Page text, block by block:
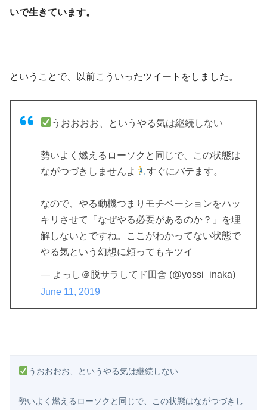
いで生きています。
ということで、以前こういったツイートをしました。
うおおおお、というやる気は継続しない
勢いよく燃えるローソクと同じで、この状態は
ながつづきしませんよ
すぐにバテます。
なので、やる動機つまりモチベーションをハッ
キリさせて「なぜやる必要があるのか？」を理
解しないとですね。ここがわかってない状態で
やる気という幻想に頼ってもキツイ
— よっし＠脱サラしてド田舎 (@yossi_inaka)
June 11, 2019
うおおおお、というやる気は継続しない
勢いよく燃えるローソクと同じで、この状態はながつづきし